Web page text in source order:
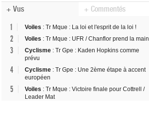
+ Vus + Commentés
1 Voiles : Tr Mque : La loi et l'esprit de la loi !
2 Voiles : Tr Mque : UFR / Chanflor prend la main
3 Cyclisme : Tr Gpe : Kaden Hopkins comme
prévu
4 Cyclisme : Tr Gpe : Une 2ème étape à accent
européen
5 Voiles : Tr Mque : Victoire finale pour Cottrell /
Leader Mat